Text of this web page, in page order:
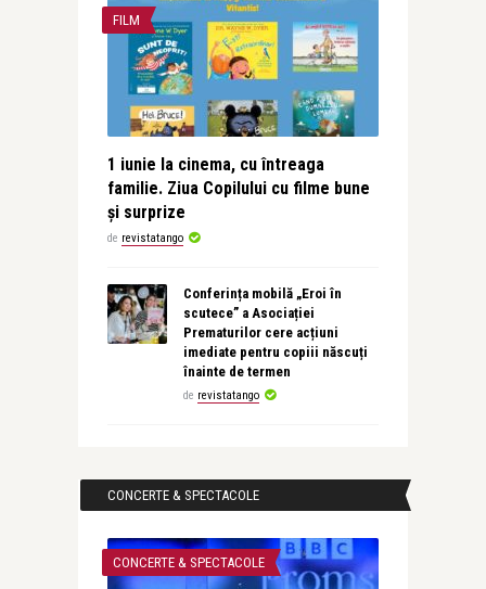
FILM
1 iunie la cinema, cu întreaga
familie. Ziua Copilului cu filme bune
și surprize
de revistatango
Conferința mobilă „Eroi în
scutece” a Asociației
Prematurilor cere acțiuni
imediate pentru copiii născuți
înainte de termen
de revistatango
CONCERTE & SPECTACOLE
CONCERTE & SPECTACOLE